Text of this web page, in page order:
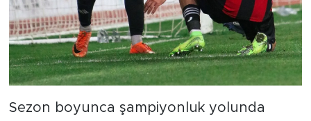
Sezon boyunca şampiyonluk yolunda